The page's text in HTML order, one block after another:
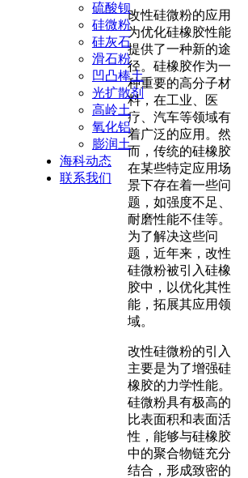
硫酸钡
硅微粉
硅灰石
滑石粉
凹凸棒土
光扩散剂
高岭土
氧化铝
膨润土
海科动态
联系我们
改性硅微粉的应用
为优化硅橡胶性能
提供了一种新的途
径。硅橡胶作为一
种重要的高分子材
料，在工业、医
疗、汽车等领域有
着广泛的应用。然
而，传统的硅橡胶
在某些特定应用场
景下存在着一些问
题，如强度不足、
耐磨性能不佳等。
为了解决这些问
题，近年来，改性
硅微粉被引入硅橡
胶中，以优化其性
能，拓展其应用领
域。
改性硅微粉的引入
主要是为了增强硅
橡胶的力学性能。
硅微粉具有极高的
比表面积和表面活
性，能够与硅橡胶
中的聚合物链充分
结合，形成致密的